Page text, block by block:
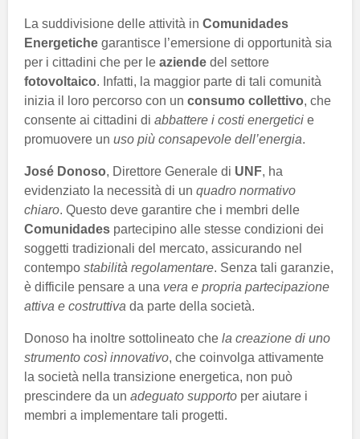
La suddivisione delle attività in Comunidades
Energetiche garantisce l’emersione di opportunità sia
per i cittadini che per le aziende del settore
fotovoltaico. Infatti, la maggior parte di tali comunità
inizia il loro percorso con un consumo collettivo, che
consente ai cittadini di abbattere i costi energetici e
promuovere un uso più consapevole dell’energia.
José Donoso, Direttore Generale di UNF, ha
evidenziato la necessità di un quadro normativo
chiaro. Questo deve garantire che i membri delle
Comunidades partecipino alle stesse condizioni dei
soggetti tradizionali del mercato, assicurando nel
contempo stabilità regolamentare. Senza tali garanzie,
è difficile pensare a una vera e propria partecipazione
attiva e costruttiva da parte della società.
Donoso ha inoltre sottolineato che la creazione di uno
strumento così innovativo, che coinvolga attivamente
la società nella transizione energetica, non può
prescindere da un adeguato supporto per aiutare i
membri a implementare tali progetti.